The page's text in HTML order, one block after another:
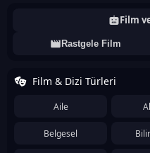
Film
Rastgele Film
Film & Dizi Türleri
Aile
Belgesel